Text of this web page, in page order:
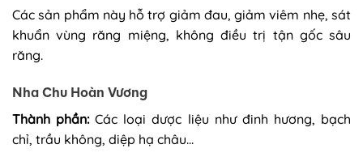
Các sản phẩm này hỗ trợ giảm đau, giảm viêm nhẹ, sát
khuẩn vùng răng miệng, không điều trị tận gốc sâu
răng.
Nha Chu Hoàn Vương
Thành phần:Các loại dược liệu như đinh hương, bạch
chỉ, trầu không, diệp hạ châu…